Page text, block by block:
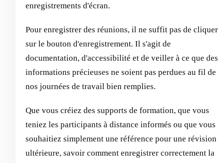
enregistrements d'écran.
Pour enregistrer des réunions, il ne suffit pas de cliquer
sur le bouton d'enregistrement. Il s'agit de
documentation, d'accessibilité et de veiller à ce que des
informations précieuses ne soient pas perdues au fil de
nos journées de travail bien remplies.
Que vous créiez des supports de formation, que vous
teniez les participants à distance informés ou que vous
souhaitiez simplement une référence pour une révision
ultérieure, savoir comment enregistrer correctement la